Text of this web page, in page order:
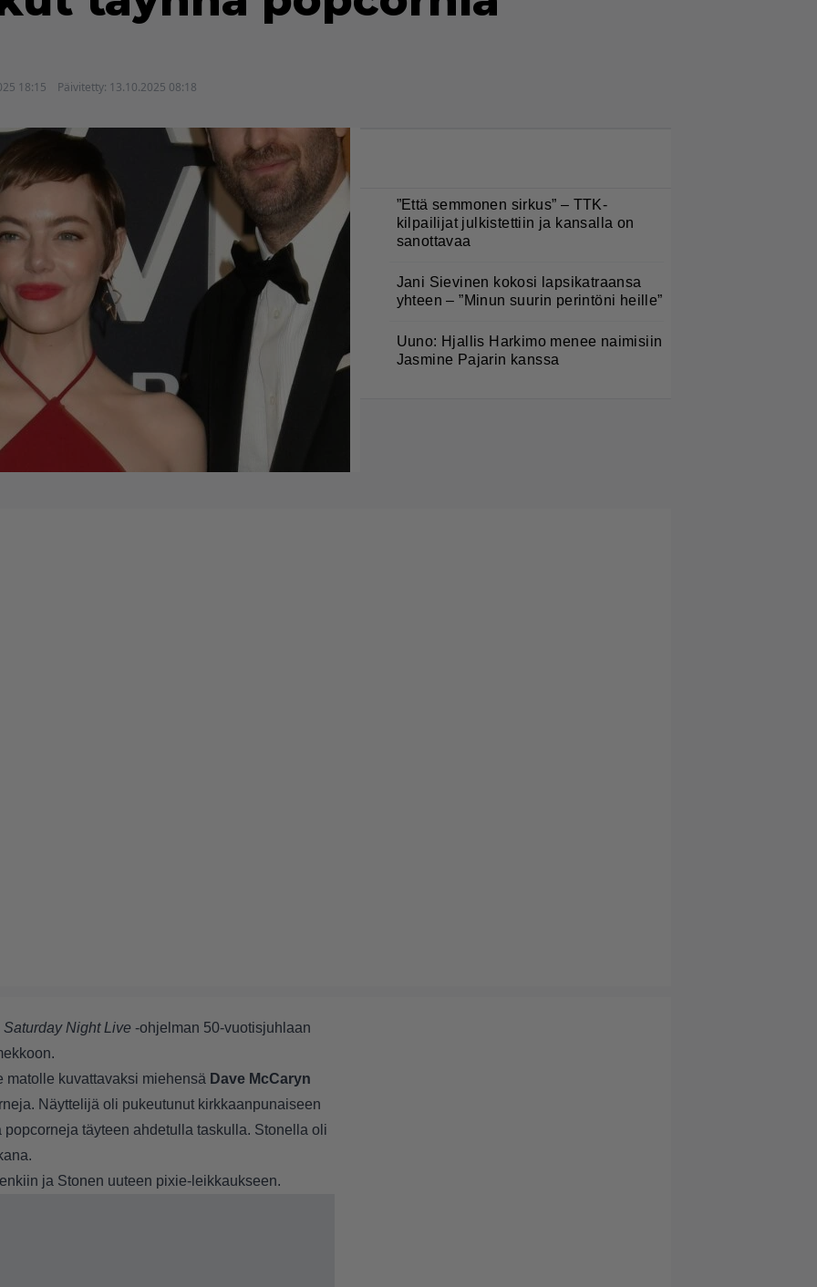
18:15 Päivitetty: 13.10.2025 08:18
”Että semmonen sirkus” – TTK-
kilpailijat julkistettiin ja kansalla on
sanottavaa
Jani Sievinen kokosi lapsikatraansa
yhteen – ”Minun suurin perintöni heille”
Uuno: Hjallis Harkimo menee naimisiin
Jasmine Pajarin kanssa
Saturday Night Live -ohjelman 50-vuotisjuhlaan
kuvattavaksi miehensä Dave McCaryn
Näyttelijä oli pukeutunut kirkkaanpunaiseen
täyteen ahdetulla taskulla. Stonella oli
ja Stonen uuteen pixie-leikkaukseen.